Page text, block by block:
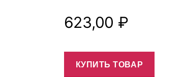
623,00 ₽
КУПИТЬ ТОВАР